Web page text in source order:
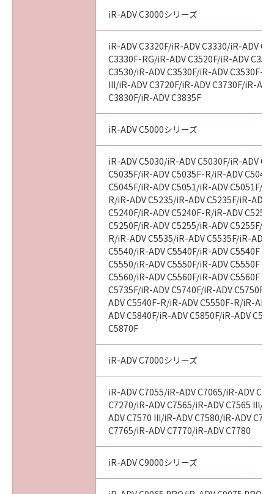
iR-ADV C3000シリーズ
iR-ADV C3320F/iR-ADV C3330/iR-ADV
C3330F-RG/iR-ADV C3520F/iR-ADV
C3530/iR-ADV C3530F/iR-ADV C3530F-
III/iR-ADV C3720F/iR-ADV C3730F/iR-
C3830F/iR-ADV C3835F
iR-ADV C5000シリーズ
iR-ADV C5030/iR-ADV C5030F/iR-ADV
C5035F/iR-ADV C5035F-R/iR-ADV
C5045F/iR-ADV C5051/iR-ADV C5051F/
R/iR-ADV C5235/iR-ADV C5235F/iR-ADV
C5240F/iR-ADV C5240F-R/iR-ADV
C5250F/iR-ADV C5255/iR-ADV C5255F/
R/iR-ADV C5535/iR-ADV C5535F/iR-ADV
C5540/iR-ADV C5540F/iR-ADV C5540F
C5550/iR-ADV C5550F/iR-ADV C5550F
C5560/iR-ADV C5560F/iR-ADV C5560F
C5735F/iR-ADV C5740F/iR-ADV C5750F/
ADV C5540F-R/iR-ADV C5550F-R/iR-
ADV C5840F/iR-ADV C5850F/iR-ADV
C5870F
iR-ADV C7000シリーズ
iR-ADV C7055/iR-ADV C7065/iR-ADV
C7270/iR-ADV C7565/iR-ADV C7565 III/
ADV C7570 III/iR-ADV C7580/iR-ADV
C7765/iR-ADV C7770/iR-ADV C7780
iR-ADV C9000シリーズ